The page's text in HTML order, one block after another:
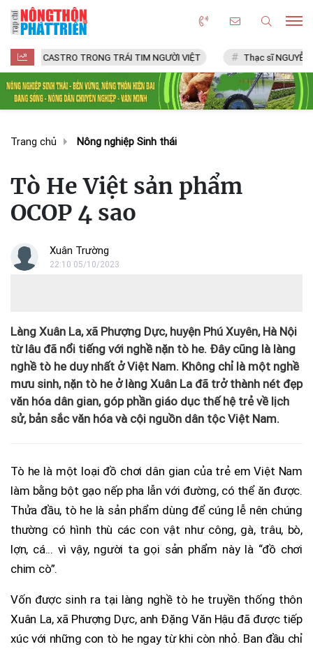
TRONG TRÁI TIM NGƯỜI VIỆT Thạc sĩ NGUYỄN VĂN CHÍ
Trang chủ Nông nghiệp Sinh thái
Tò He Việt sản phẩm
OCOP 4 sao
Xuân Trường
22:10 05/10/2023
Làng Xuân La, xã Phượng Dực, huyện Phú Xuyên, Hà Nội
từ lâu đã nổi tiếng với nghề nặn tò he. Đây cũng là làng
nghề tò he duy nhất ở Việt Nam. Không chỉ là một nghề
mưu sinh, nặn tò he ở làng Xuân La đã trở thành nét đẹp
văn hóa dân gian, góp phần giáo dục thế hệ trẻ về lịch
sử, bản sắc văn hóa và cội nguồn dân tộc Việt Nam.
Tò he là một loại đồ chơi dân gian của trẻ em Việt Nam
làm bằng bột gạo nếp pha lẫn với đường, có thể ăn được.
Thửa đầu, tò he là sản phẩm dùng để cúng lễ nên chúng
thường có hình thù các con vật như công, gà, trâu, bò,
lợn, cá... vì vậy, người ta gọi sản phẩm này là “đồ chơi
chim cò”.
Vốn được sinh ra tại làng nghề tò he truyền thống thôn
Xuân La, xã Phượng Dực, anh Đặng Văn Hậu đã được tiếp
xúc với những con tò he ngay từ khi còn nhỏ. Ban đầu chỉ